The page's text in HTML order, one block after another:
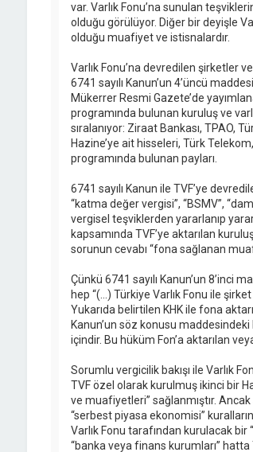
var. Varlık Fonu’na sunulan
olduğu görülüyor. Diğer bir deyişle
olduğu muafiyet ve istisnalardır.
Varlık Fonu’na devredilen şirketler
6741 sayılı Kanun’un 4’üncü
Mükerrer Resmi Gazete’de
programında bulunan kuruluş ve
sıralanıyor: Ziraat Bankası, TPAO,
Hazine’ye ait hisseleri, Türk
programında bulunan payları.
6741 sayılı Kanun ile TVF’ye
“katma değer vergisi”, “BSMV”,
vergisel teşviklerden yararlanıp
kapsamında TVF’ye aktarılan
sorunun cevabı “fona sağlanan
Çünkü 6741 sayılı Kanun’un 8’inci
hep “(…) Türkiye Varlık Fonu ile
Yukarıda belirtilen KHK ile fona
Kanun’un söz konusu
içindir. Bu hüküm Fon’a aktarılan
Sorumlu vergicilik bakışı ile Varlık
TVF özel olarak kurulmuş ikinci bir
ve muafiyetleri” sağlanmıştır.
“serbest piyasa ekonomisi”
Varlık Fonu tarafından kurulacak
“banka veya finans kurumları”